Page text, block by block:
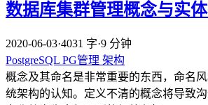
数据库集群管理概念与实
2020-06-03·4031 字·9 分钟
PostgreSQL PG管理 架构
概念及其命名是非常重要的东西，命名
统架构的认知。定义不清的概念将导致